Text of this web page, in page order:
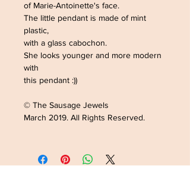
of Marie-Antoinette's face.
The little pendant is made of mint
plastic,
with a glass cabochon.
She looks younger and more modern
with
this pendant :))
© The Sausage Jewels
March 2019. All Rights Reserved.